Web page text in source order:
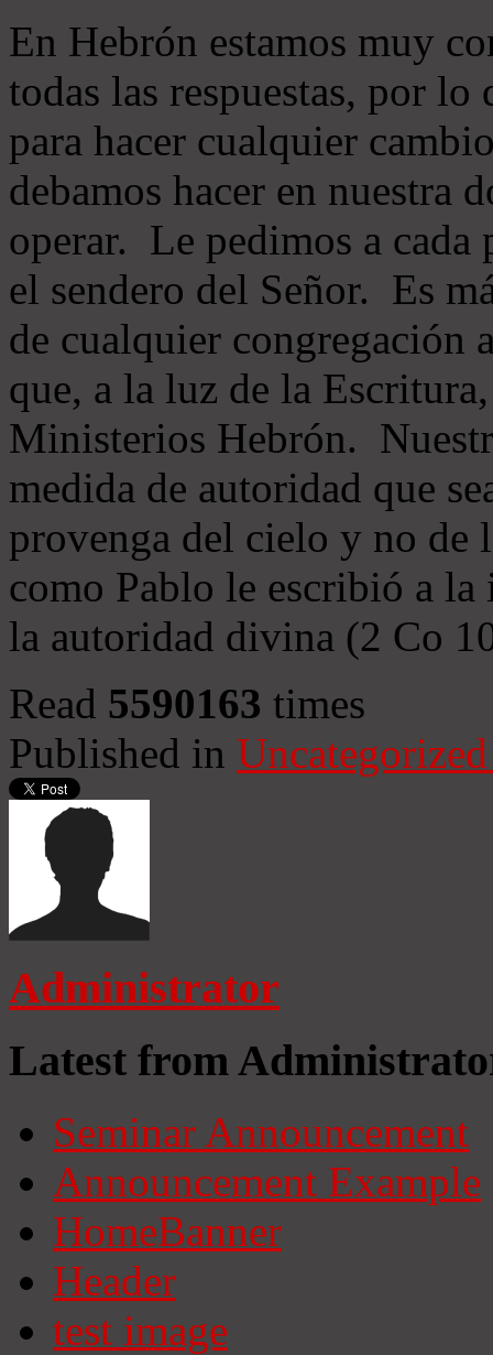
En Hebrón estamos muy
todas las respuestas, por
para hacer cualquier
debamos hacer en nuestra
operar. Le pedimos a cada
el sendero del Señor. Es
de cualquier congregación
que, a la luz de la
Ministerios Hebrón.
medida de autoridad que
provenga del cielo y no de
como Pablo le escribió a
la autoridad divina (2 Co
Read 5590163 times
Published in
Administrator
Latest from
Seminar Announcement
Announcement Example
HomeBanner
Header
test image